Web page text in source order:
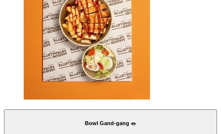
Bowl Gand-gang 🥗